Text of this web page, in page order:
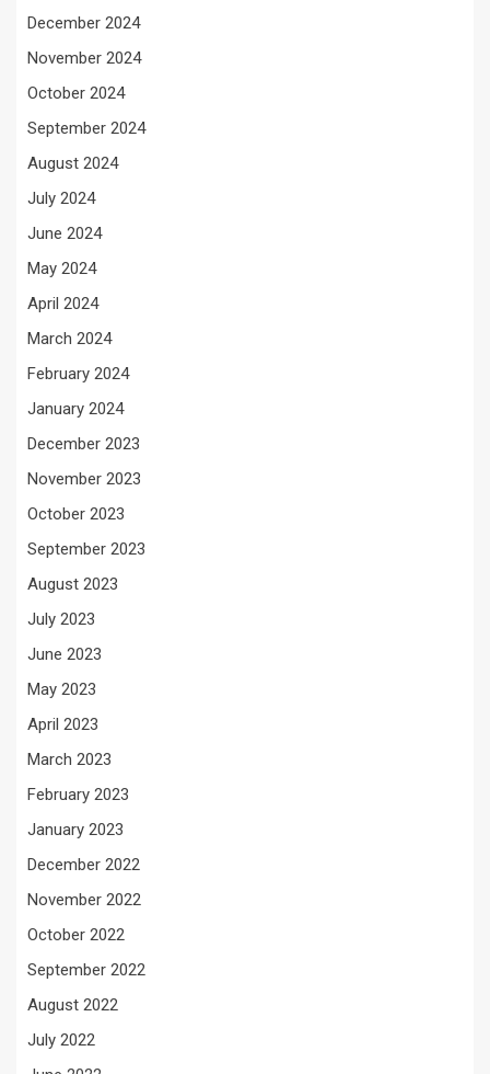
December 2024
November 2024
October 2024
September 2024
August 2024
July 2024
June 2024
May 2024
April 2024
March 2024
February 2024
January 2024
December 2023
November 2023
October 2023
September 2023
August 2023
July 2023
June 2023
May 2023
April 2023
March 2023
February 2023
January 2023
December 2022
November 2022
October 2022
September 2022
August 2022
July 2022